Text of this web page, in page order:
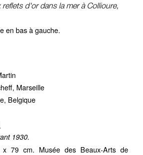
d'or dans la mer à Collioure,
en bas à gauche.
Marseille
Belgique
1930.
79 cm. Musée des Beaux-Arts de